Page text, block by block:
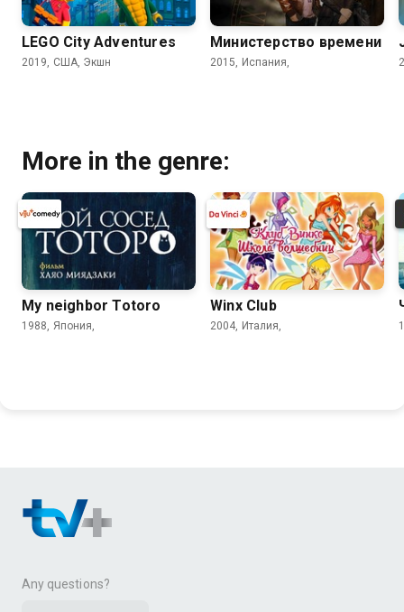
LEGO City Adventures
2019, США, Экшн
Министерство времени
2015, Испания,
More in the genre:
My neighbor Totoro
1988, Япония,
Winx Club
2004, Италия,
Any questions?